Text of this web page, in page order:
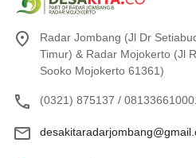
Radar Jombang (Jl Dr
Timur) & Radar Mojokerto (Jl
Sooko Mojokerto 61361)
(0321) 875137 /